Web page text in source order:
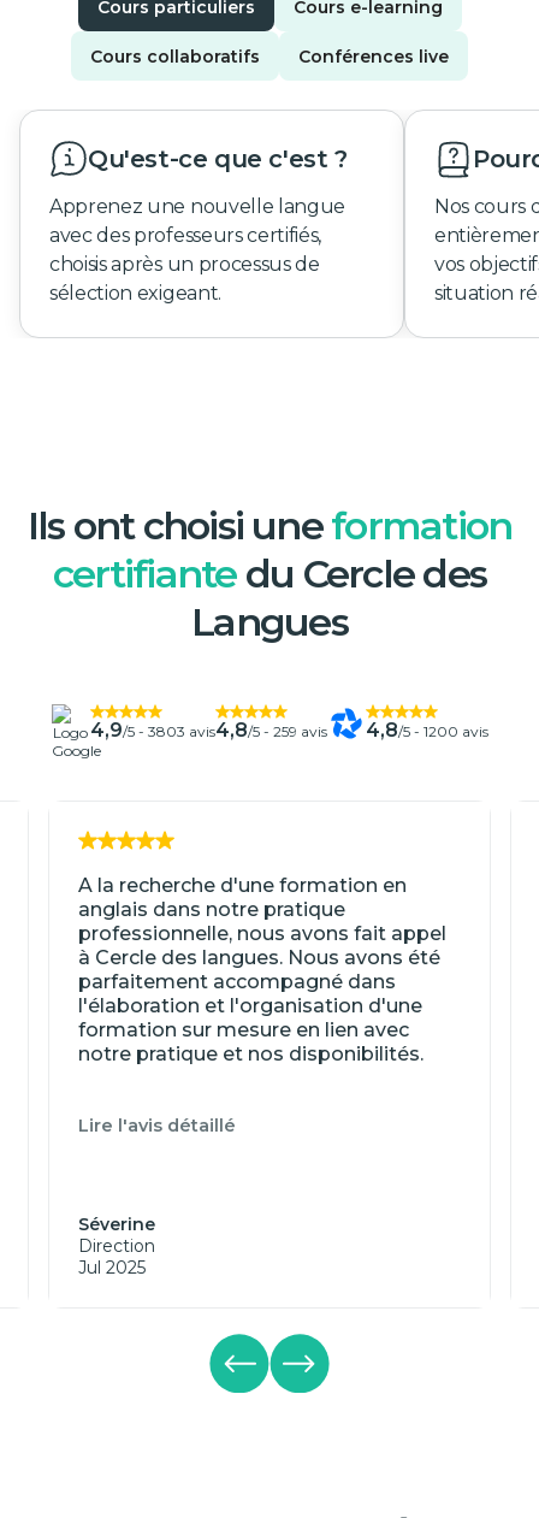
Cours particuliers Cours e-learning
Cours collaboratifs Conférences live
Qu'est-ce que c'est ?
Apprenez une nouvelle langue
avec des professeurs certifiés,
choisis après un processus de
sélection exigeant.
Nos cours
vos
situation
Ils ont choisi uneformation
certifiantedu Cercle des
Langues
4,9/5 - 3803 avis4,8/5 - 259 avis 4,8/5 - 1200 avis
A la recherche d'une formation en
anglais dans notre pratique
professionnelle, nous avons fait appel
à Cercle des langues. Nous avons été
parfaitement accompagné dans
l'élaboration et l'organisation d'une
formation sur mesure en lien avec
notre pratique et nos disponibilités.
Lire l'avis détaillé
Séverine
Direction
Jul 2025